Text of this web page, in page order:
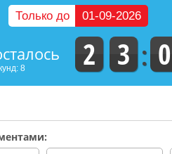
Только до 01-09-2026
7 2 3 0